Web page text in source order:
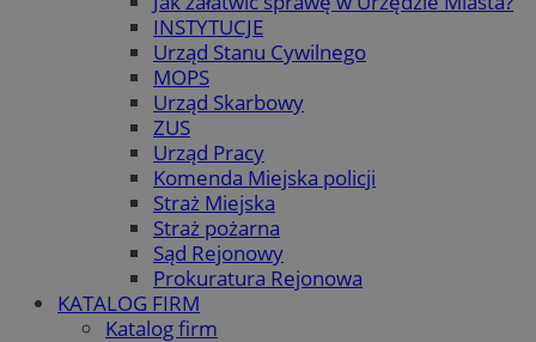
INSTYTUCJE
Urząd Stanu Cywilnego
MOPS
Urząd Skarbowy
ZUS
Urząd Pracy
Komenda Miejska policji
Straż Miejska
Straż pożarna
Sąd Rejonowy
Prokuratura Rejonowa
KATALOG FIRM
Katalog firm